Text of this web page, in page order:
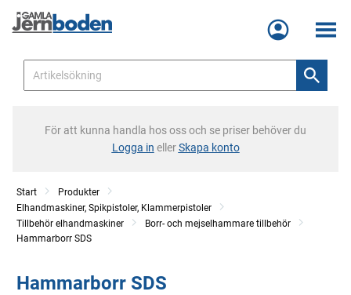
Meny
För att kunna handla hos oss och se priser behöver du
Logga in ellerSkapa konto
Start
Produkter
Elhandmaskiner, Spikpistoler, Klammerpistoler
Tillbehör elhandmaskiner
Borr- och mejselhammare tillbehör
Hammarborr SDS
Hammarborr SDS